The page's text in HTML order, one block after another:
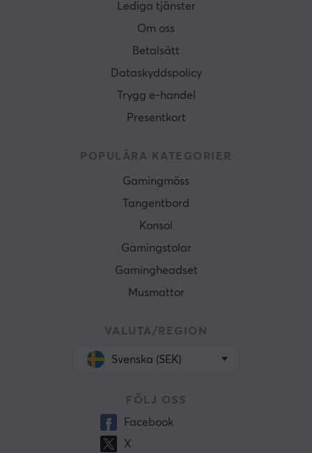
Lediga tjänster
Om oss
Betalsätt
Dataskyddspolicy
Trygg e-handel
Presentkort
POPULÄRA KATEGORIER
Gamingmöss
Tangentbord
Konsol
Gamingstolar
Gamingheadset
Musmattor
VALUTA/REGION
Svenska (SEK)
FÖLJ OSS
Facebook
X